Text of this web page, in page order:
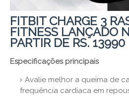
FITBIT CHARGE 3
FITNESS LANÇADO
PARTIR DE RS. 13990
Especificações principais
Avalie melhor a queima de
frequência cardíaca em